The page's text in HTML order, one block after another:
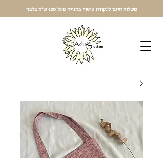
משלוח חינם לנקודת איסוף בקנייה מעל 450 ש"ח בלבד